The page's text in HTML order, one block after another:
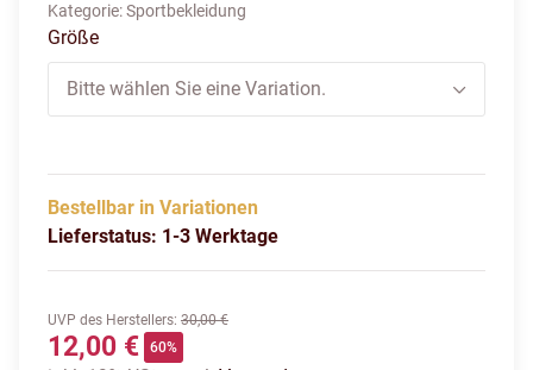
Kategorie:Sportbekleidung
Größe
Bitte wählen Sie eine Variation.
Bestellbar in Variationen
Lieferstatus: 1-3 Werktage
UVP des Herstellers: 30,00 €
12,00 € 60%